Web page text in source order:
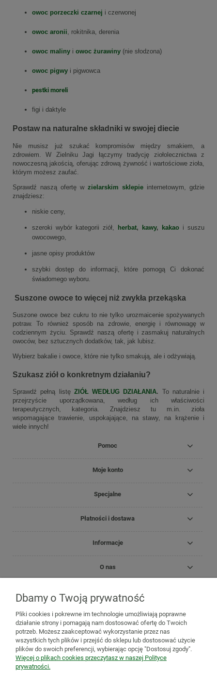
owoc porzeczki czarnej i czerwonej
owoc aronii, rokitnika, derenia
owoc maliny i owoc żurawiny (nie słodzona)
owoc pigwy i pigwowca
pestki moreli
figi i daktyle
Postaw na naturalne składniki w swojej diecie
Nie musisz już szukać kompromisów między smakiem, a
zdrowiem. W Zielniku Jagi łączymy tradycję ziołolecznictwa z
nowoczesną jakością, oferując zdrową żywność i wartościowe zioła,
którym możesz zaufać.
Sprawdź naszą ofertę w zielarskim sklepie internetowym, gdzie
znajdziesz:
niskie ceny,
szeroki wybór kategorii ziół, herbat, kawy, kakao i suszu
owocowego,
jasne opisy produktów
szybki dostęp do informacji, które pomogą Ci dokonać
świadomego wyboru.
Suszone owoce to więcej niż zwykła przekąska
Suszone owoce bez cukru to nie tylko urozmaicenie spożywanych
potraw. To również sposób na zdrowie, energię i równowagę w
codziennym życiu. Sprawdź naszą ofertę i zasmakuj naturalnych
owoców, bez sztucznych dodatków, tak, jak lubisz.
Wybierz bakalie i owoce, które nie tylko smakują, ale i odżywiają.
Szukasz ziół o konkretnym działaniu?
Sprawdź pełną listę ZIÓŁ WEDŁUG DZIAŁANIA. To naturalnie i
przejrzyście
uporządkowana, według ich właściwości
terapeutycznych, kategoria. Znajdziesz tu m.in. zioła
wspomagające trawienie, uspokajające, na stawy, na krążenie i
wiele innych!
Pomoc
Moje konto
Specjalne
Płatności i dostawa
Informacje
O nas
Copyright Zielnik Jagi
Mazidła, maści, oleje lecznicze Olejki Olejki eteryczne
Olejki
pielęgnacyjne
Kosmetyki Biomika
Black for White
Medicprogress
Sól do kąpieli Zioła do kąpieli
Susze, herbatki
ziołowe i owocowe
Zioła jednorodne Mieszanki ziołowe
Zioła
mielone
Mieszanki owocowo-ziołowe
Herbatki funkcjonalne
Zioła na trawienie i wzdęcia
Dbamy o Twoją prywatność
Pliki cookies i pokrewne im technologie umożliwiają poprawne
działanie strony i pomagają nam dostosować ofertę do Twoich
potrzeb. Możesz zaakceptować wykorzystanie przez nas
wszystkich tych plików i przejść do sklepu lub dostosować użycie
plików do swoich preferencji, wybierając opcję "Dostosuj zgody".
Więcej o plikach cookies przeczytasz w naszej Polityce
prywatności.